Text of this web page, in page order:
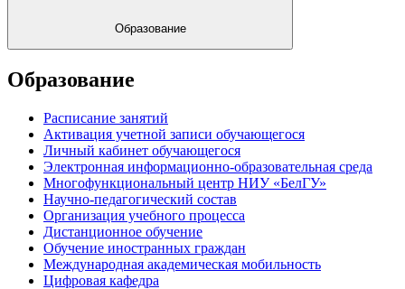
Образование
Образование
Расписание занятий
Активация учетной записи обучающегося
Личный кабинет обучающегося
Электронная информационно-образовательная среда
Многофункциональный центр НИУ «БелГУ»
Научно-педагогический состав
Организация учебного процесса
Дистанционное обучение
Обучение иностранных граждан
Международная академическая мобильность
Цифровая кафедра